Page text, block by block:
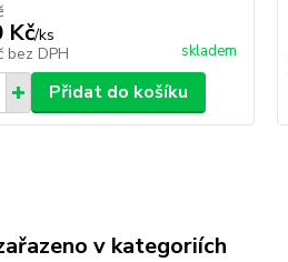
Kč/ks
bez DPH skladem
Přidat do košíku
v kategoriích